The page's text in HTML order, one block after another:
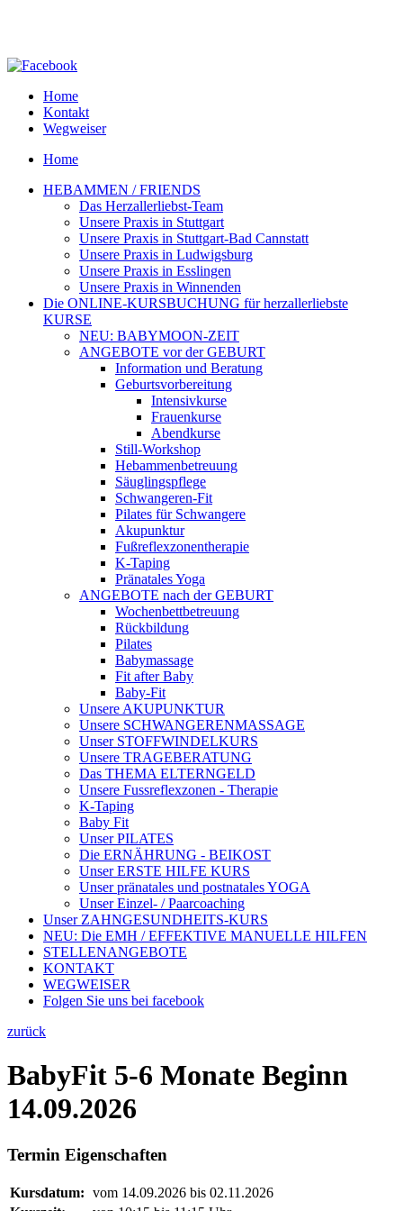
Home
Kontakt
Wegweiser
Home
HEBAMMEN / FRIENDS
Das Herzallerliebst-Team
Unsere Praxis in Stuttgart
Unsere Praxis in Stuttgart-Bad Cannstatt
Unsere Praxis in Ludwigsburg
Unsere Praxis in Esslingen
Unsere Praxis in Winnenden
Die ONLINE-KURSBUCHUNG für herzallerliebste
KURSE
NEU: BABYMOON-ZEIT
ANGEBOTE vor der GEBURT
Information und Beratung
Geburtsvorbereitung
Intensivkurse
Frauenkurse
Abendkurse
Still-Workshop
Hebammenbetreuung
Säuglingspflege
Schwangeren-Fit
Pilates für Schwangere
Akupunktur
Fußreflexzonentherapie
K-Taping
Pränatales Yoga
ANGEBOTE nach der GEBURT
Wochenbettbetreuung
Rückbildung
Pilates
Babymassage
Fit after Baby
Baby-Fit
Unsere AKUPUNKTUR
Unsere SCHWANGERENMASSAGE
Unser STOFFWINDELKURS
Unsere TRAGEBERATUNG
Das THEMA ELTERNGELD
Unsere Fussreflexzonen - Therapie
K-Taping
Baby Fit
Unser PILATES
Die ERNÄHRUNG - BEIKOST
Unser ERSTE HILFE KURS
Unser pränatales und postnatales YOGA
Unser Einzel- / Paarcoaching
Unser ZAHNGESUNDHEITS-KURS
NEU: Die EMH / EFFEKTIVE MANUELLE HILFEN
STELLENANGEBOTE
KONTAKT
WEGWEISER
Folgen Sie uns bei facebook
zurück
BabyFit 5-6 Monate Beginn
14.09.2026
Termin Eigenschaften
Kursdatum: vom 14.09.2026 bis 02.11.2026